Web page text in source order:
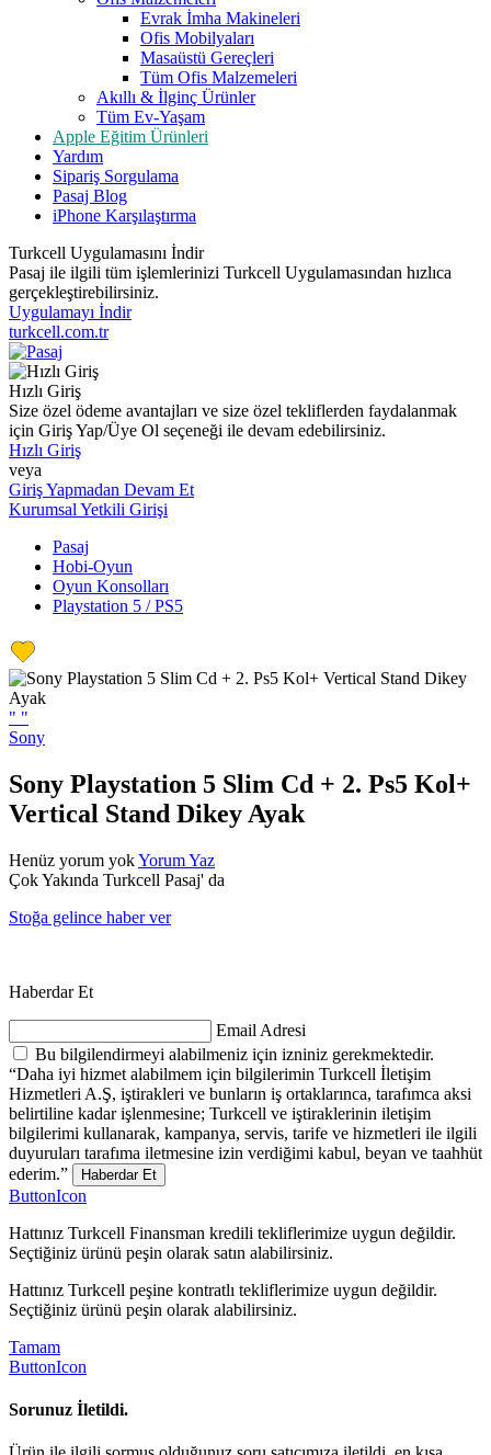
Evrak İmha Makineleri
Ofis Mobilyaları
Masaüstü Gereçleri
Tüm Ofis Malzemeleri
Akıllı & İlginç Ürünler
Tüm Ev-Yaşam
Apple Eğitim Ürünleri
Yardım
Sipariş Sorgulama
Pasaj Blog
iPhone Karşılaştırma
Turkcell Uygulamasını İndir
Pasaj ile ilgili tüm işlemlerinizi Turkcell Uygulamasından hızlıca
gerçekleştirebilirsiniz.
Uygulamayı İndir
turkcell.com.tr
Hızlı Giriş
Size özel ödeme avantajları ve size özel tekliflerden faydalanmak
için Giriş Yap/Üye Ol seçeneği ile devam edebilirsiniz.
Hızlı Giriş
veya
Giriş Yapmadan Devam Et
Kurumsal Yetkili Girişi
Pasaj
Hobi-Oyun
Oyun Konsolları
Playstation 5 / PS5
" "
Sony
Sony Playstation 5 Slim Cd + 2. Ps5 Kol+
Vertical Stand Dikey Ayak
Henüz yorum yokYorum Yaz
Çok Yakında Turkcell Pasaj' da
Stoğa gelince haber ver
Haberdar Et
Email Adresi
Bu bilgilendirmeyi alabilmeniz için izniniz gerekmektedir.
“Daha iyi hizmet alabilmem için bilgilerimin Turkcell İletişim
Hizmetleri A.Ş, iştirakleri ve bunların iş ortaklarınca, tarafımca aksi
belirtiline kadar işlenmesine; Turkcell ve iştiraklerinin iletişim
bilgilerimi kullanarak, kampanya, servis, tarife ve hizmetleri ile ilgili
duyuruları tarafıma iletmesine izin verdiğimi kabul, beyan ve taahhüt
ederim.”
Haberdar Et
ButtonIcon
Hattınız Turkcell Finansman kredili tekliflerimize uygun değildir.
Seçtiğiniz ürünü peşin olarak satın alabilirsiniz.
Hattınız Turkcell peşine kontratlı tekliflerimize uygun değildir.
Seçtiğiniz ürünü peşin olarak alabilirsiniz.
Tamam
ButtonIcon
Sorunuz İletildi.